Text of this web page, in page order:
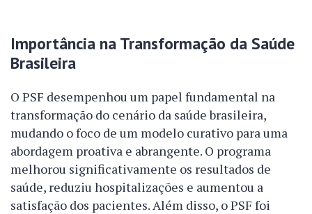
Importância na Transformação da Saúde
Brasileira
O PSF desempenhou um papel fundamental na
transformação do cenário da saúde brasileira,
mudando o foco de um modelo curativo para uma
abordagem proativa e abrangente. O programa
melhorou significativamente os resultados de
saúde, reduziu hospitalizações e aumentou a
satisfação dos pacientes. Além disso, o PSF foi